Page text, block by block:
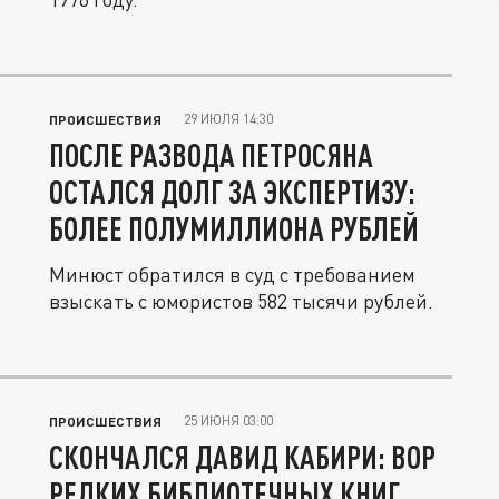
ПРОИСШЕСТВИЯ 29 ИЮЛЯ 14:30
ПОСЛЕ РАЗВОДА ПЕТРОСЯНА
ОСТАЛСЯ ДОЛГ ЗА ЭКСПЕРТИЗУ:
БОЛЕЕ ПОЛУМИЛЛИОНА РУБЛЕЙ
Минюст обратился в суд с требованием
взыскать с юмористов 582 тысячи рублей.
ПРОИСШЕСТВИЯ 25 ИЮНЯ 03:00
СКОНЧАЛСЯ ДАВИД КАБИРИ: ВОР